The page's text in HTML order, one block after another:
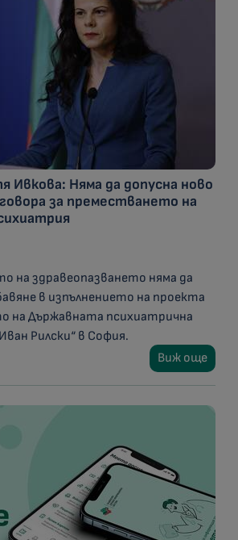
Ивкова: Няма да допусна ново
за преместването на
на здравеопазването няма да
в изпълнението на проекта
на Държавната психиатрична
Рилски“ в София.
Виж още